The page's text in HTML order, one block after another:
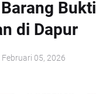
Bukti
di Dapur
Februari 05, 2026